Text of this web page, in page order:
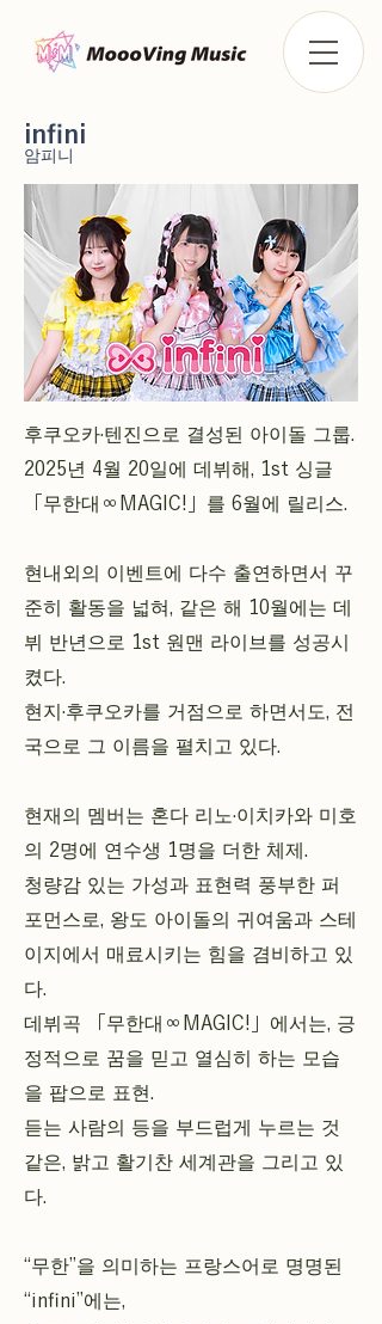
infini
암피니
후쿠오카·텐진으로 결성된 아이돌 그룹.
2025년 4월 20일에 데뷔해, 1st 싱글
「무한대∞MAGIC!」를 6월에 릴리스.
현내외의 이벤트에 다수 출연하면서 꾸
준히 활동을 넓혀, 같은 해 10월에는 데
뷔 반년으로 1st 원맨 라이브를 성공시
켰다.
현지·후쿠오카를 거점으로 하면서도, 전
국으로 그 이름을 펼치고 있다.
현재의 멤버는 혼다 리노·이치카와 미호
의 2명에 연수생 1명을 더한 체제.
청량감 있는 가성과 표현력 풍부한 퍼
포먼스로, 왕도 아이돌의 귀여움과 스테
이지에서 매료시키는 힘을 겸비하고 있
다.
데뷔곡 「무한대∞MAGIC!」에서는, 긍
정적으로 꿈을 믿고 열심히 하는 모습
을 팝으로 표현.
듣는 사람의 등을 부드럽게 누르는 것
같은, 밝고 활기찬 세계관을 그리고 있
다.
“무한”을 의미하는 프랑스어로 명명된
“infini”에는,